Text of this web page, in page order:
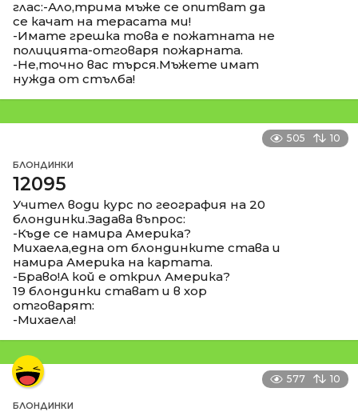
глас:-Ало,трима мъже се опитват да
се качат на терасата ми!
-Имате грешка това е пожатната не
полицията-отговаря пожарната.
-Не,точно вас търся.Мъжете имат
нужда от стълба!
505 10
БЛОНДИНКИ
12095
Учител води курс по география на 20
блондинки.Задава въпрос:
-Къде се намира Америка?
Михаела,една от блондинките става и
намира Америка на картата.
-Браво!А кой е открил Америка?
19 блондинки стават и в хор
отговарят:
-Михаела!
577 10
БЛОНДИНКИ